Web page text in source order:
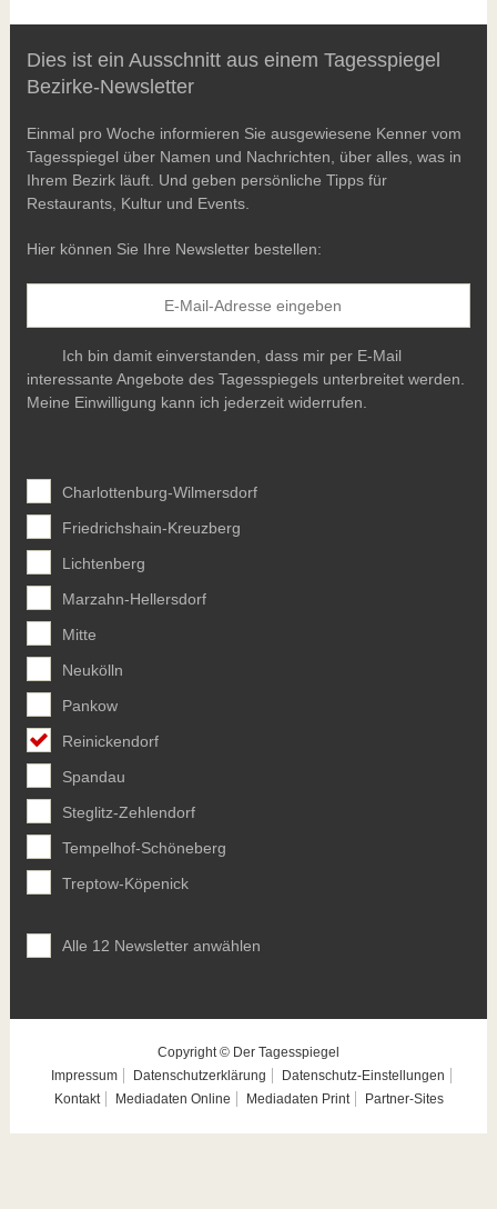
Dies ist ein Ausschnitt aus einem Tagesspiegel
Bezirke-Newsletter
Einmal pro Woche informieren Sie ausgewiesene Kenner vom
Tagesspiegel über Namen und Nachrichten, über alles, was in
Ihrem Bezirk läuft. Und geben persönliche Tipps für
Restaurants, Kultur und Events.
Hier können Sie Ihre Newsletter bestellen:
Ich bin damit einverstanden, dass mir per E-Mail
interessante Angebote des Tagesspiegels unterbreitet werden.
Meine Einwilligung kann ich jederzeit widerrufen.
Charlottenburg-Wilmersdorf
Friedrichshain-Kreuzberg
Lichtenberg
Marzahn-Hellersdorf
Mitte
Neukölln
Pankow
Reinickendorf
Spandau
Steglitz-Zehlendorf
Tempelhof-Schöneberg
Treptow-Köpenick
Alle 12 Newsletter anwählen
Copyright © Der Tagesspiegel
Impressum
Datenschutzerklärung
Datenschutz-Einstellungen
Kontakt
Mediadaten Online Mediadaten Print Partner-Sites